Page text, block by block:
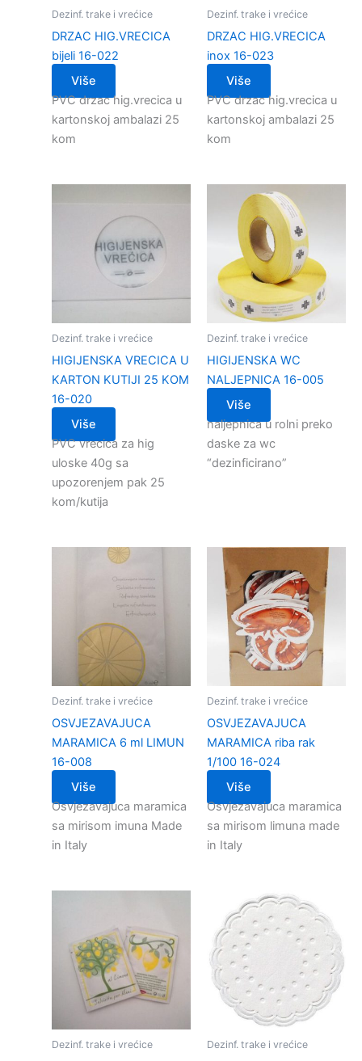
Dezinf. trake i vrećice
DRZAC HIG.VRECICA
bijeli 16-022
Više
PVC drzac hig.vrecica u
kartonskoj ambalazi 25
kom
Dezinf. trake i vrećice
DRZAC HIG.VRECICA
inox 16-023
Više
PVC drzac hig.vrecica u
kartonskoj ambalazi 25
kom
Dezinf. trake i vrećice
HIGIJENSKA VRECICA U
KARTON KUTIJI 25 KOM
16-020
Više
PVC vrecica za hig
uloske 40g sa
upozorenjem pak 25
kom/kutija
Dezinf. trake i vrećice
HIGIJENSKA WC
NALJEPNICA 16-005
Više
naljepnica u rolni preko
daske za wc
“dezinficirano”
Dezinf. trake i vrećice
OSVJEZAVAJUCA
MARAMICA 6 ml LIMUN
16-008
Više
Osvjezavajuca maramica
sa mirisom imuna Made
in Italy
Dezinf. trake i vrećice
OSVJEZAVAJUCA
MARAMICA riba rak
1/100 16-024
Više
Osvjezavajuca maramica
sa mirisom limuna made
in Italy
Dezinf. trake i vrećice Dezinf. trake i vrećice